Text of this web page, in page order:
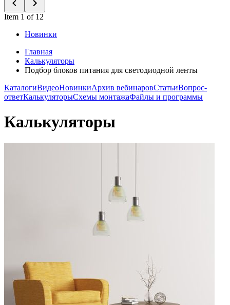
Item 1 of 12
Новинки
Главная
Калькуляторы
Подбор блоков питания для светодиодной ленты
КаталогиВидеоНовинкиАрхив вебинаровСтатьиВопрос-
ответКалькуляторыСхемы монтажаФайлы и программы
Калькуляторы